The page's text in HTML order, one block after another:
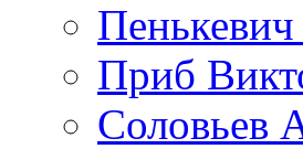
Приб
Соловьев